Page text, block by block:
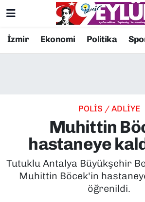
İzmir Ekonomi Politika
POLİS / ADLİYE
Muhittin
hastaneye
Tutuklu Antalya Büyükşehir
Muhittin Böcek'in hastaneye
öğrenildi.
Resmi İlanlar
EKONOMİ
KÜLTÜR SANAT
Konak Nöbetçi Eczaneler
Süper Lig Puan Durumu ve
Tüm Manşetler
Son Dakika Haberleri